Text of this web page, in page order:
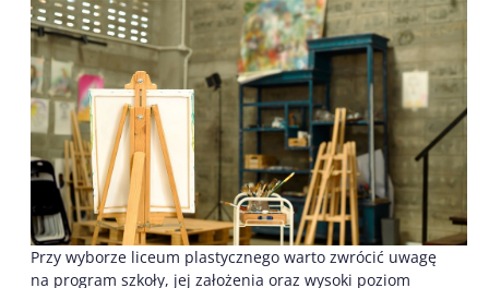
Przy wyborze liceum plastycznego warto zwrócić uwagę
na program szkoły, jej założenia oraz wysoki poziom